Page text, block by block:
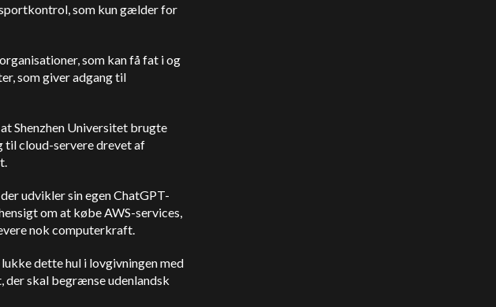
som kun gælder for
som kan få fat i og
som giver adgang til
Shenzhen Universitet brugte
til cloud-servere drevet af
udvikler sin egen ChatGPT-
om at købe AWS-services,
nok computerkraft.
dette hul i lovgivningen med
skal begrænse udenlandsk